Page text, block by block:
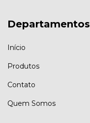
Departamentos
Início
Produtos
Contato
Quem Somos